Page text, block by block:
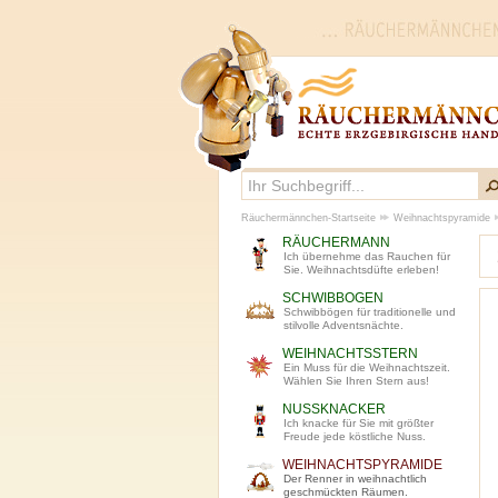
RÄUCHERMANN
Ich übernehme das Rauchen für
Sie. Weihnachtsdüfte erleben!
SCHWIBBOGEN
Schwibbögen für traditionelle und
stilvolle Adventsnächte.
WEIHNACHTSSTERN
Ein Muss für die Weihnachtszeit.
Wählen Sie Ihren Stern aus!
NUSSKNACKER
Ich knacke für Sie mit größter
Freude jede köstliche Nuss.
WEIHNACHTSPYRAMIDE
Der Renner in weihnachtlich
geschmückten Räumen.
Räuchermännchen-Startseite Weihnachtspyramide